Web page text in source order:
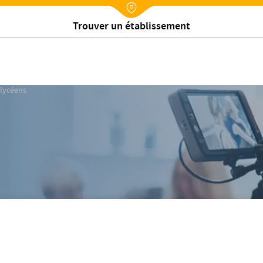
Nx:Annuaire
Trouver un établissement